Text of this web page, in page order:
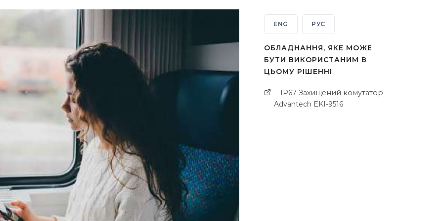
ENG РУС
ОБЛАДНАННЯ, ЯКЕ МОЖЕ
БУТИ ВИКОРИСТАНИМ В
ЦЬОМУ РІШЕННІ
IP67 Захищений комутатор
Advantech EKI-9516